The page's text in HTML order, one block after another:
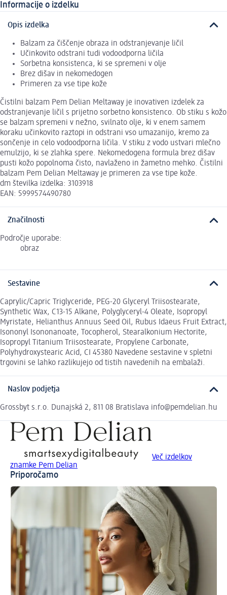
Informacije o izdelku
Opis izdelka
Balzam za čiščenje obraza in odstranjevanje ličil
Učinkovito odstrani tudi vodoodporna ličila
Sorbetna konsistenca, ki se spremeni v olje
Brez dišav in nekomedogen
Primeren za vse tipe kože
Čistilni balzam Pem Delian Meltaway je inovativen izdelek za
odstranjevanje ličil s prijetno sorbetno konsistenco. Ob stiku s kožo
se balzam spremeni v nežno, svilnato olje, ki v enem samem
koraku učinkovito raztopi in odstrani vso umazanijo, kremo za
sončenje in celo vodoodporna ličila. V stiku z vodo ustvari mlečno
emulzijo, ki se zlahka spere. Nekomedogena formula brez dišav
pusti kožo popolnoma čisto, navlaženo in žametno mehko. Čistilni
balzam Pem Delian Meltaway je primeren za vse tipe kože.
dm številka izdelka: 3103918
EAN: 5999574490780
Značilnosti
Področje uporabe:
obraz
Sestavine
Caprylic/Capric Triglyceride, PEG-20 Glyceryl Triisostearate,
Synthetic Wax, C13-15 Alkane, Polyglyceryl-4 Oleate, Isopropyl
Myristate, Helianthus Annuus Seed Oil, Rubus Idaeus Fruit Extract,
Isononyl Isononanoate, Tocopherol, Stearalkonium Hectorite,
Isopropyl Titanium Triisostearate, Propylene Carbonate,
Polyhydroxystearic Acid, CI 45380 Navedene sestavine v spletni
trgovini se lahko razlikujejo od tistih navedenih na embalaži.
Naslov podjetja
Grossbyt s.r.o. Dunajská 2, 811 08 Bratislava info@pemdelian.hu
Več izdelkov
znamke Pem Delian
Priporočamo